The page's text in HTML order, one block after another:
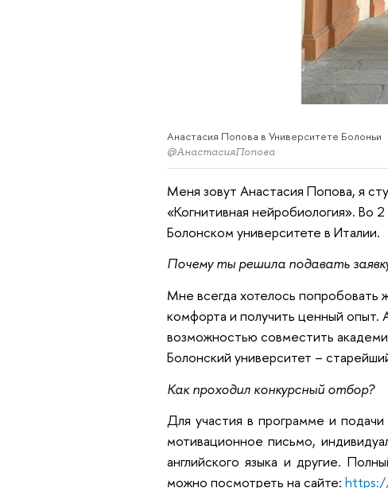
Анастасия Попова в Университете Болоньи
@АнастасияПопова
Меня зовут Анастасия Попова, я
«Когнитивная нейробиология». Во
Болонском университете в Италии.
Почему ты решила подавать
Мне всегда хотелось попробовать
комфорта и получить ценный опыт.
возможностью совместить
Болонский университет –
Как проходил конкурсный отбор?
Для участия в программе и
мотивационное письмо,
английского языка и другие.
можно посмотреть на сайте: